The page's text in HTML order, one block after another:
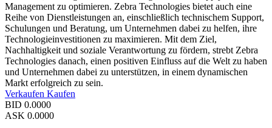
Management zu optimieren. Zebra Technologies bietet auch eine
Reihe von Dienstleistungen an, einschließlich technischem Support,
Schulungen und Beratung, um Unternehmen dabei zu helfen, ihre
Technologieinvestitionen zu maximieren. Mit dem Ziel,
Nachhaltigkeit und soziale Verantwortung zu fördern, strebt Zebra
Technologies danach, einen positiven Einfluss auf die Welt zu haben
und Unternehmen dabei zu unterstützen, in einem dynamischen
Markt erfolgreich zu sein.
Verkaufen Kaufen
BID 0.0000
ASK 0.0000